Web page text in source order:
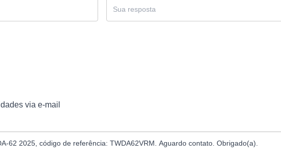
via e-mail